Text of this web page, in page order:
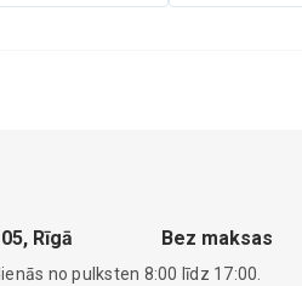
Rīgā Bez maksas
no pulksten 8:00 līdz 17:00.